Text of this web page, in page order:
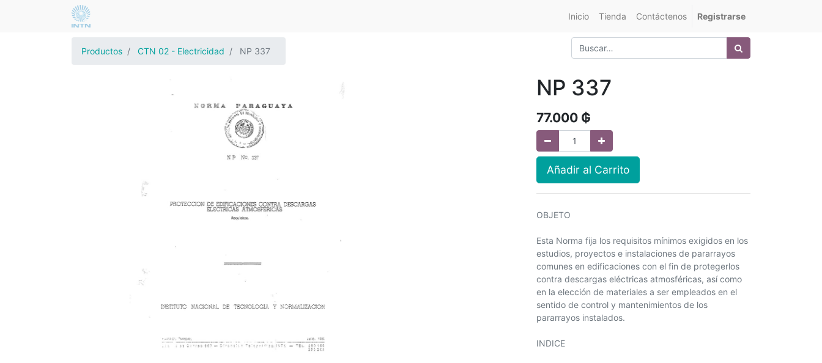
Inicio Tienda Contáctenos Registrarse
Productos CTN 02 - Electricidad NP 337
NP 337
77.000 ₲
Añadir al Carrito
OBJETO
Esta Norma fija los requisitos mínimos exigidos en los
estudios, proyectos e instalaciones de pararrayos
comunes en edificaciones con el fin de protegerlos
contra descargas eléctricas atmosféricas, así como
en la elección de materiales a ser empleados en el
sentido de control y mantenimientos de los
pararrayos instalados.
INDICE